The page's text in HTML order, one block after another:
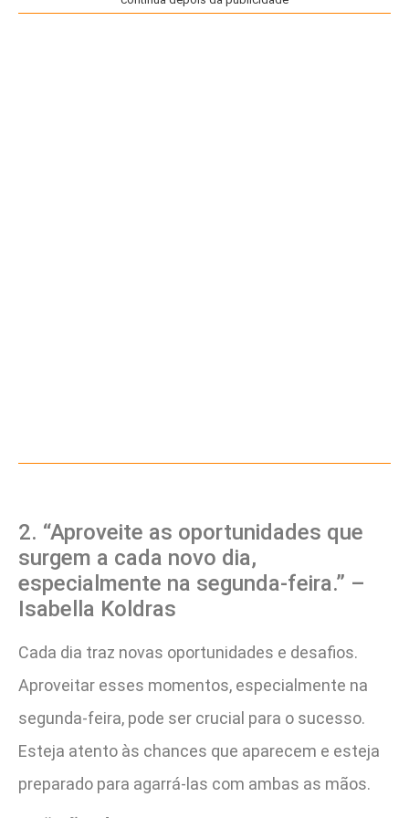
2. “Aproveite as oportunidades que
surgem a cada novo dia,
especialmente na segunda-feira.” –
Isabella Koldras
Cada dia traz novas oportunidades e desafios.
Aproveitar esses momentos, especialmente na
segunda-feira, pode ser crucial para o sucesso.
Esteja atento às chances que aparecem e esteja
preparado para agarrá-las com ambas as mãos.